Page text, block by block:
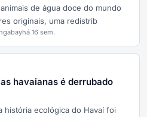
de água doce do mundo
originais, uma redistrib
há 16 sem.
havaianas é derrubado
história ecológica do Havaí foi